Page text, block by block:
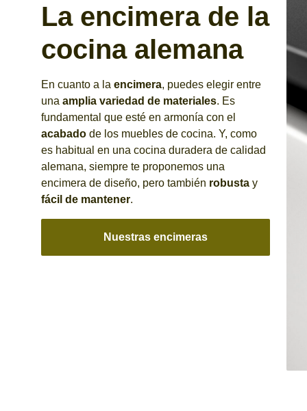
La encimera de la
cocina alemana
En cuanto a la encimera, puedes elegir entre
una amplia variedad de materiales. Es
fundamental que esté en armonía con el
acabado de los muebles de cocina. Y, como
es habitual en una cocina duradera de calidad
alemana, siempre te proponemos una
encimera de diseño, pero también robusta y
fácil de mantener.
Nuestras encimeras